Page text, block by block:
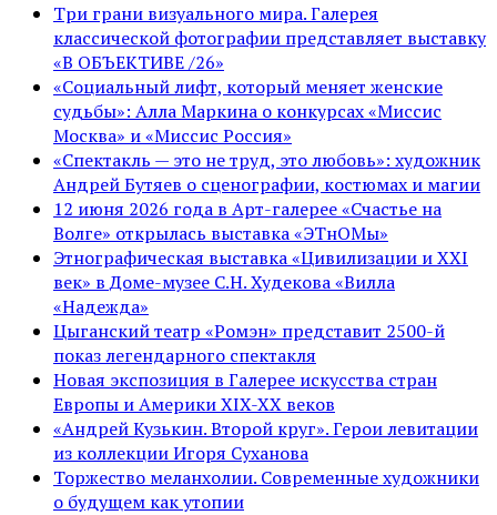
Три грани визуального мира. Галерея
классической фотографии представляет выставку
«В ОБЪЕКТИВЕ /26»
«Социальный лифт, который меняет женские
судьбы»: Алла Маркина о конкурсах «Миссис
Москва» и «Миссис Россия»
«Спектакль — это не труд, это любовь»: художник
Андрей Бутяев о сценографии, костюмах и магии
12 июня 2026 года в Арт-галерее «Счастье на
Волге» открылась выставка «ЭТнОМы»
Этнографическая выставка «Цивилизации и ХХI
век» в Доме-музее С.Н. Худекова «Вилла
«Надежда»
Цыганский театр «Ромэн» представит 2500-й
показ легендарного спектакля
Новая экспозиция в Галерее искусства стран
Европы и Америки XIX-XX веков
«Андрей Кузькин. Второй круг». Герои левитации
из коллекции Игоря Суханова
Торжество меланхолии. Современные художники
о будущем как утопии